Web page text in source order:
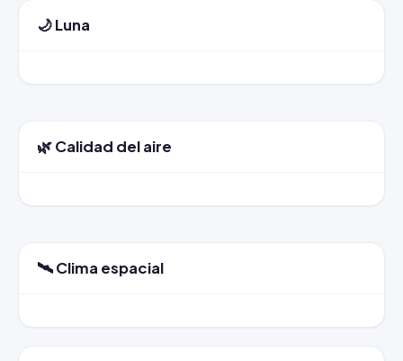
🌙 Luna
🌿 Calidad del aire
🛰️ Clima espacial